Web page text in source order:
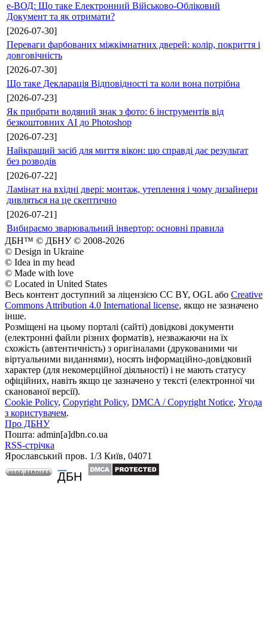
е-ВОД: Що таке Електронний Військово-Обліковий
Документ та як отримати?
[2026-07-30]
Переваги фарбованих міжкімнатних дверей: колір, покриття і
довговічність
[2026-07-30]
Що таке Декларація Відповідності та коли вона потрібна
[2026-07-23]
Як прибрати водяний знак з фото: 6 інструментів від
безкоштовних AI до Photoshop
[2026-07-23]
Найкращий засіб для миття вікон: що справді дає результат
без розводів
[2026-07-22]
Ламінат на вхідні двері: монтаж, утеплення і чому дизайнери
дивляться на це скептично
[2026-07-21]
Вибираємо зварювальний інвертор: основні правила
ДБН™ © ДБНУ © 2008-2026
© Design in Ukraine
© Idea in my head
© Made with love
© Located in United States
Весь контент доступний за ліцензією CC BY, OGL або Creative
Commons Attribution 4.0 International license, якщо не зазначено
інше.
Розміщені на цьому порталі (сайті) довідкові документи
(електронні файли різних форматів), незважаючи на їх
схожість (автентичність) з оригіналами (друкованими чи
віртуальними виданнями), носять інформаційно-довідковий
характер (для некомерційної діяльності) і не мають статусу
офіційних, навіть якщо це зазначено у тексті (електронної чи
сканованої версії).
Cookie Policy, Copyright Policy, DMCA / Copyright Notice, Угода
з користувачем.
Про ДБНУ
Пошта: admin[а]dbn.co.ua
RSS-стрічка
Ярославський пров. 1/3 Київ, 04071